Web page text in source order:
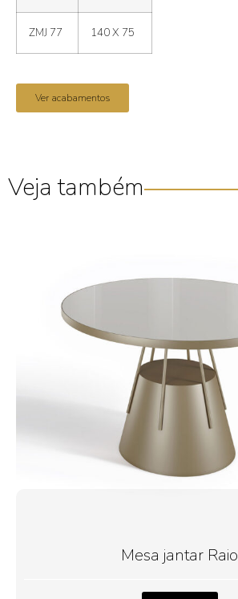
ZMJ 77 140 X 75
Ver acabamentos
Veja também
Mesa jantar Raio